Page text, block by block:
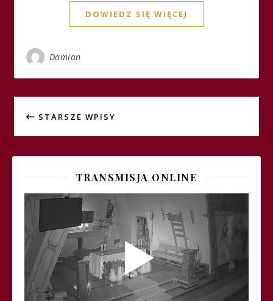
DOWIEDZ SIĘ WIĘCEJ
Damian
STARSZE WPISY
TRANSMISJA ONLINE